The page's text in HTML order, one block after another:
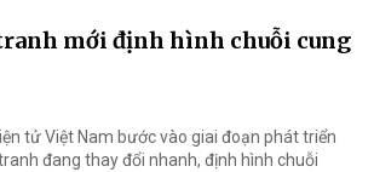
mới định hình chuỗi cung
tử Việt Nam bước vào giai đoạn phát triển
đang thay đổi nhanh, định hình chuỗi